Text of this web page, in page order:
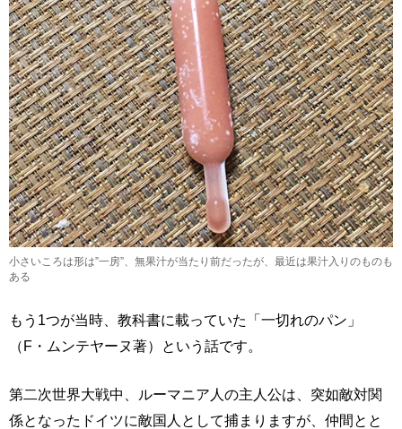
小さいころは形は”一房”、無果汁が当たり前だったが、最近は果汁入りのものも
ある
もう1つが当時、教科書に載っていた「一切れのパン」
（F・ムンテヤーヌ著）という話です。
第二次世界大戦中、ルーマニア人の主人公は、突如敵対関
係となったドイツに敵国人として捕まりますが、仲間とと